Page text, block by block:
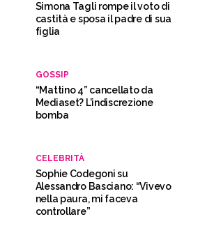
Simona Tagli rompe il voto di
castità e sposa il padre di sua
figlia
GOSSIP
“Mattino 4” cancellato da
Mediaset? L’indiscrezione
bomba
CELEBRITÀ
Sophie Codegoni su
Alessandro Basciano: “Vivevo
nella paura, mi faceva
controllare”